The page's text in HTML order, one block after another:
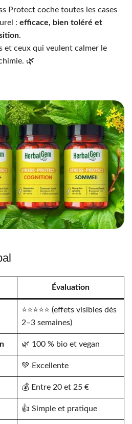
Protect coche toutes les cases
: efficace, bien toléré et
.
et ceux qui veulent calmer le
🌿
Évaluation
⭐️⭐️⭐️⭐️⭐️ (effets visibles dès
2–3 semaines)
🌿 100 % bio et vegan
💚 Excellente
💰 Entre 20 et 25 €
👍 Simple et pratique